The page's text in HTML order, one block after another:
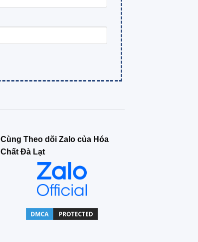
Cùng Theo dõi Zalo của Hóa
Chất Đà Lạt